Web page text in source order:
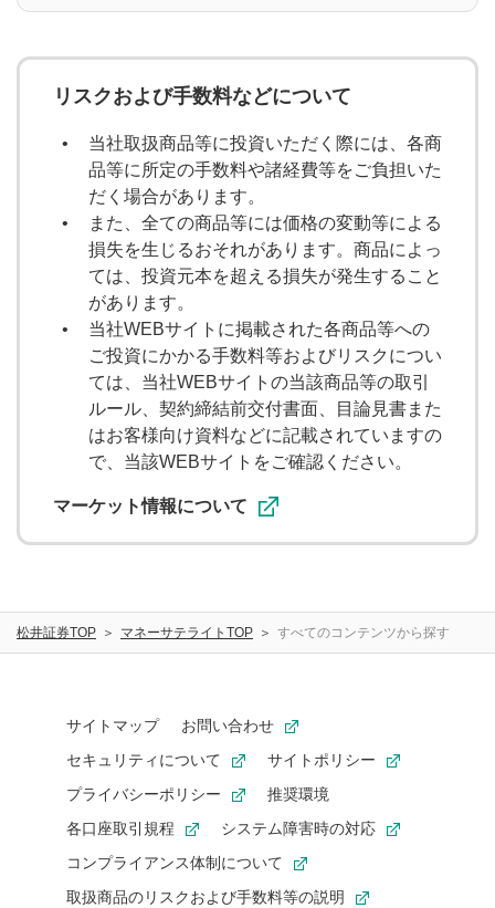
ツール
投資信託お客様サイト
投資信託アプリ
サービス・商品詳細
現物取引 信用取引
IPO(操作説明) 定期入金
らくらく振替入金 ネットリンク入金
Google Chrome Microsoft Edge
松井証券からのお知らせ
重要なお知らせ
リスクおよび手数料などについて
当社取扱商品等に投資いただく際には、各商
品等に所定の手数料や諸経費等をご負担いた
だく場合があります。
また、全ての商品等には価格の変動等による
損失を生じるおそれがあります。商品によっ
ては、投資元本を超える損失が発生すること
があります。
当社WEBサイトに掲載された各商品等への
ご投資にかかる手数料等およびリスクについ
ては、当社WEBサイトの当該商品等の取引
ルール、契約締結前交付書面、目論見書また
はお客様向け資料などに記載されていますの
で、当該WEBサイトをご確認ください。
マーケット情報について
松井証券TOP マネーサテライトTOP すべてのコンテンツから探す
サイトマップ
お問い合わせ
セキュリティについて
サイトポリシー
プライバシーポリシー
推奨環境
各口座取引規程
システム障害時の対応
コンプライアンス体制について
取扱商品のリスクおよび手数料等の説明